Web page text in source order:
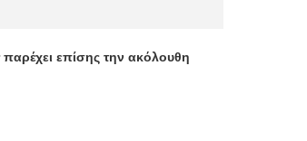
επίσης την ακόλουθη